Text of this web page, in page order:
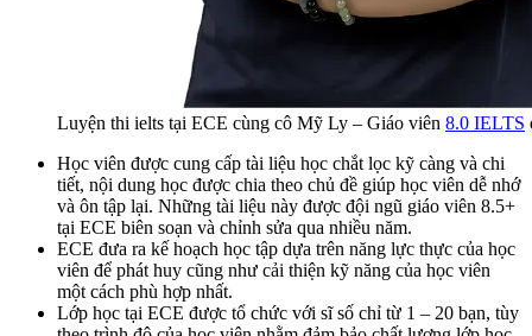
Luyện thi ielts tại ECE cùng cô Mỹ Ly – Giáo viên 8.0 IELTS
Học viên được cung cấp tài liệu học chắt lọc kỹ càng và chi
tiết, nội dung học được chia theo chủ đề giúp học viên dễ nhớ
và ôn tập lại. Những tài liệu này được đội ngũ giáo viên 8.5+
tại ECE biên soạn và chỉnh sửa qua nhiều năm.
ECE đưa ra kế hoạch học tập dựa trên năng lực thực của học
viên để phát huy cũng như cải thiện kỹ năng của học viên
một cách phù hợp nhất.
Lớp học tại ECE được tổ chức với sĩ số chỉ từ 1 – 20 bạn, tùy